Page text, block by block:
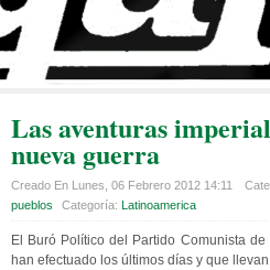
Las aventuras
nueva guerra
Creado En Lunes, 06 Febrero 2012 14:11
pueblos
Categoría: Latinoamerica
El Buró Político del Partido Comunista
han efectuado los últimos días y que